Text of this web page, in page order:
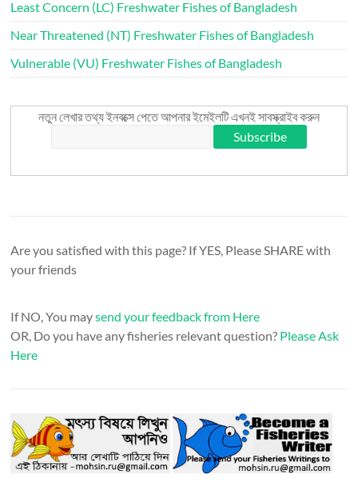
Least Concern (LC) Freshwater Fishes of Bangladesh
Near Threatened (NT) Freshwater Fishes of Bangladesh
Vulnerable (VU) Freshwater Fishes of Bangladesh
নতুন লেখার তথ্য ইনবক্সে পেতে আপনার ইমেইলটি এখনই সাবস্ক্রাইব করুন
Are you satisfied with this page? If YES, Please SHARE with
your friends
If NO, You maysend your feedback from Here
OR, Do you have any fisheries relevant question? Please Ask
Here